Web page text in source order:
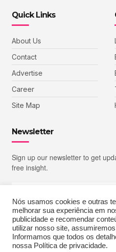
Quick Links
About Us
Contact
Advertise
Career
Site Map
Newsletter
Sign up our newsletter to get
free insight.
SIGN
Nós usamos cookies e outras
melhorar sua experiência em
publicidade e recomendar
utilizar nosso site,
Informamos que todos os
nossa Política de privacidade.